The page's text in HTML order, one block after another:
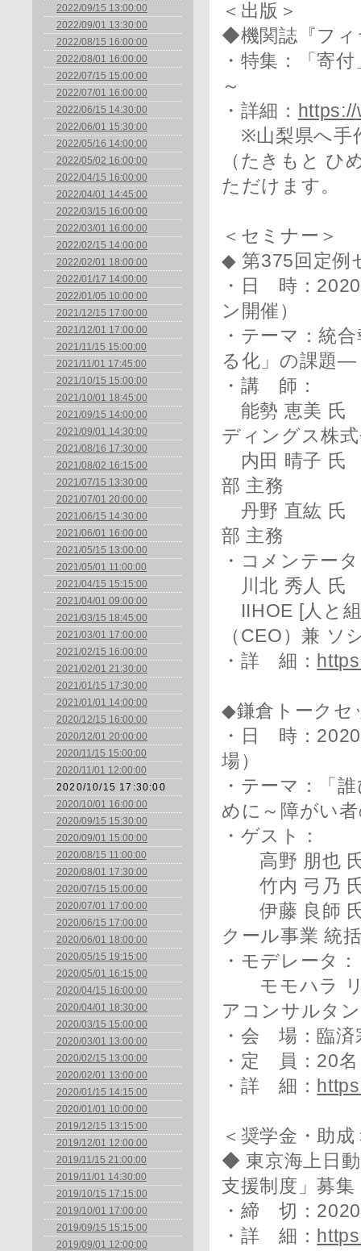
2022/09/15 13:00:00
2022/09/01 13:30:00
2022/08/15 16:00:00
2022/08/01 16:00:00
2022/07/15 15:00:00
2022/07/01 16:00:00
2022/06/15 14:30:00
2022/06/01 15:30:00
2022/05/16 14:00:00
2022/05/02 16:00:00
2022/04/15 16:00:00
2022/04/01 14:45:00
2022/03/15 16:00:00
2022/03/01 16:00:00
2022/02/15 14:00:00
2022/02/01 18:00:00
2022/01/17 14:00:00
2022/01/05 10:00:00
2021/12/15 17:00:00
2021/12/01 17:00:00
2021/11/15 15:00:00
2021/11/01 17:45:00
2021/10/15 15:00:00
2021/10/01 18:45:00
2021/09/15 14:00:00
2021/09/01 14:30:00
2021/08/16 17:30:00
2021/08/02 16:15:00
2021/07/15 13:30:00
2021/07/01 20:00:00
2021/06/15 14:30:00
2021/06/01 16:00:00
2021/05/15 13:00:00
2021/05/01 11:00:00
2021/04/15 15:15:00
2021/04/01 09:00:00
2021/03/15 18:45:00
2021/03/01 17:00:00
2021/02/15 16:00:00
2021/02/01 21:30:00
2021/01/15 17:30:00
2021/01/01 14:00:00
2020/12/15 16:00:00
2020/12/01 20:00:00
2020/11/15 15:00:00
2020/11/01 12:00:00
2020/10/15 17:30:00
2020/10/01 16:00:00
2020/09/15 15:30:00
2020/09/01 15:00:00
2020/08/15 11:00:00
2020/08/01 17:30:00
2020/07/15 15:00:00
2020/07/01 17:00:00
2020/06/15 17:00:00
2020/06/01 18:00:00
2020/05/15 19:15:00
2020/05/01 16:15:00
2020/04/15 16:00:00
2020/04/01 18:30:00
2020/03/15 15:00:00
2020/03/01 13:00:00
2020/02/15 13:00:00
2020/02/01 13:00:00
2020/01/15 14:15:00
2020/01/01 10:00:00
2019/12/15 13:15:00
2019/12/01 12:00:00
2019/11/15 21:00:00
2019/11/01 14:30:00
2019/10/15 17:15:00
2019/10/01 17:00:00
2019/09/15 15:15:00
2019/09/01 12:00:00
＜出版＞
◆機関誌『フィ
・特集：「寄
～
・詳細：
※山梨県へ手
（たきもと ひ
ただけます。
＜セミナー＞
◆ 第375回定例
・日 時：
ン開催）
・テーマ：統
る化」の課題―
・講 師：
能勢 恵美 氏
ディングス株
内田 晴子 氏
部 主務
丹野 直紘 氏
部 主務
・コメンテー
川北 秀人 氏
IIHOE [人と
（CEO）兼 ソ
・詳 細：
◆鎌倉トークセ
・日 時：
場）
・テーマ：「
めに～障がい
・ゲスト：
高野 朋也 氏
竹内 弓乃 氏
伊藤 良師 氏
クール事業 統
・モデレータ：
モモハラ リ
アコンサルタ
・会 場：臨済
・定 員：20名
・詳 細：
＜奨学金・助成
◆ 東京海上日
支援制度」募集
・締 切：
・詳 細：